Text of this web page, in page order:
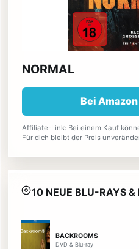
NORMAL
Bei
Affiliate-Link: Bei einem Kauf
Für dich bleibt der Preis
10 NEUE BLU-RAYS &
BACKROOMS
DVD & Blu-ray